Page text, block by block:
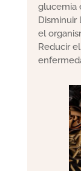
glucemia
Disminuir
el
Reducir